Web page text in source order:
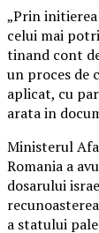
„Prin
celui mai
tinand cont
un proces de
aplicat, cu
arata in
Ministerul
Romania a
dosarului
a statului